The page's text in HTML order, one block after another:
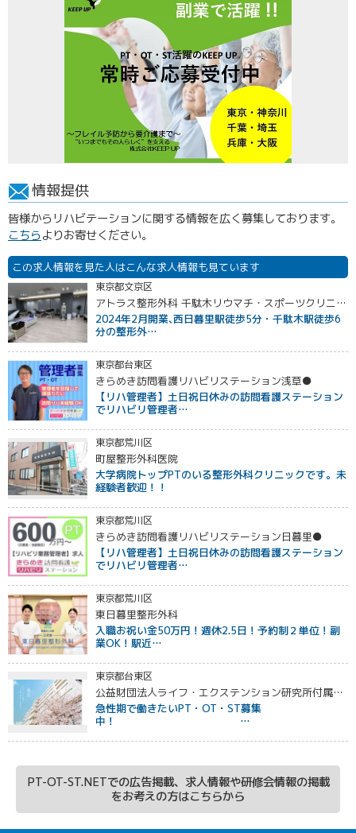
情報提供
皆様からリハビテーションに関する情報を広く募集しております。
こちらよりお寄せください。
この求人情報を見た人はこんな求人情報も見ています
東京都文京区
アトラス整形外科 千駄木リウマチ・スポーツクリニック
2024年2月開業､西日暮里駅徒歩5分・千駄木駅徒歩6
分の整形外…
東京都台東区
きらめき訪問看護リハビリステーション浅草●
【リハ管理者】土日祝日休みの訪問看護ステーション
でリハビリ管理者…
東京都荒川区
町屋整形外科医院
大学病院トップPTのいる整形外科クリニックです。未
経験者歓迎！！
東京都荒川区
きらめき訪問看護リハビリステーション日暮里●
【リハ管理者】土日祝日休みの訪問看護ステーション
でリハビリ管理者…
東京都荒川区
東日暮里整形外科
入職お祝い金50万円！週休2.5日！予約制２単位！副
業OK！駅近…
東京都台東区
公益財団法人ライフ・エクステンション研究所付属 永寿総合病院
急性期で働きたいPT・OT・ST募集
中！ …
PT-OT-ST.NETでの広告掲載、求人情報や研修会情報の掲載
をお考えの方はこちらから